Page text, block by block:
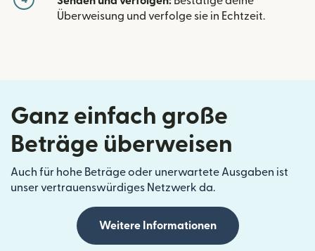
Überweisung und verfolge sie in Echtzeit.
Ganz einfach große
Beträge überweisen
Auch für hohe Beträge oder unerwartete Ausgaben ist
unser vertrauenswürdiges Netzwerk da.
Weitere Informationen